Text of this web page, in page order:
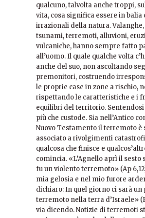
qualcuno, talvolta anche troppi,
vita, cosa significa essere in balia
irrazionali della natura.
tsunami, terremoti, alluvioni,
vulcaniche, hanno sempre fatto
all’uomo. Il quale qualche volta
anche del suo, non ascoltando
premonitori, costruendo
le proprie case in zone a rischio,
rispettando le caratteristiche e i
equilibri del territorio.
più che custode. Sia nell’Antico
Nuovo Testamento il terremoto è
associato a rivolgimenti
qualcosa che finisce e
comincia. «L’Agnello aprì il sesto
fu un violento terremoto» (Ap
mia gelosia e nel mio furore
dichiaro: In quel giorno ci sarà un
terremoto nella terra d’Israele»
via dicendo. Notizie di terremoti